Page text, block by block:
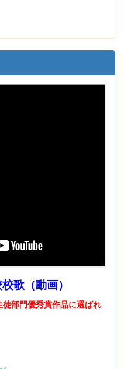
歌（動画）
部門優秀賞作品に選ばれ